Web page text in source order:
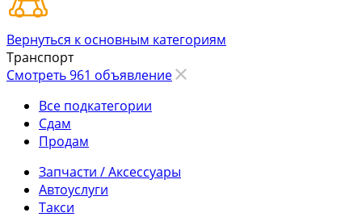
Вернуться к основным категориям
Транспорт
Смотреть 961 объявление
Все подкатегории
Сдам
Продам
Запчасти / Аксессуары
Автоуслуги
Такси